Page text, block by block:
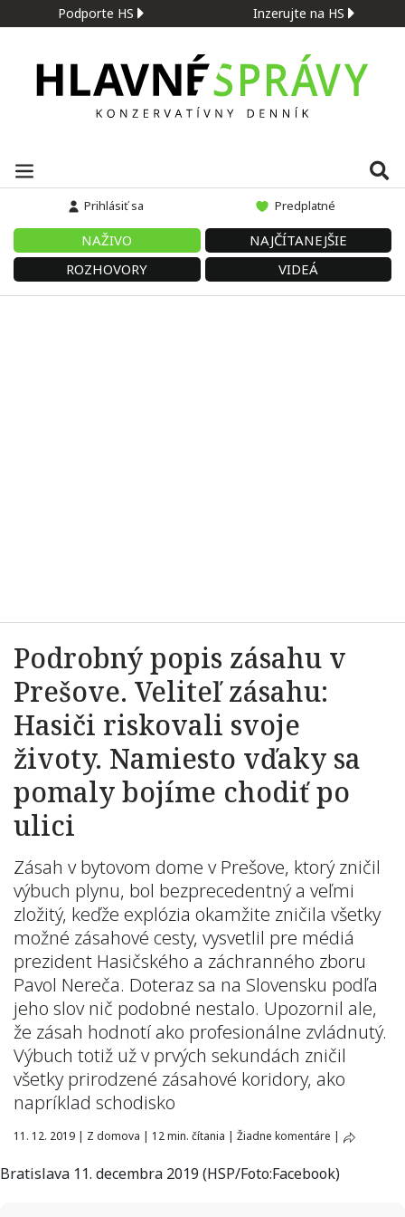
Podporte HS Inzerujte na HS
Prihlásiť sa Predplatné
NAŽIVO
NAJČÍTANEJŠIE
ROZHOVORY
VIDEÁ
Podrobný popis zásahu v
Prešove. Veliteľ zásahu:
Hasiči riskovali svoje
životy. Namiesto vďaky sa
pomaly bojíme chodiť po
ulici
Zásah v bytovom dome v Prešove, ktorý zničil
výbuch plynu, bol bezprecedentný a veľmi
zložitý, keďže explózia okamžite zničila všetky
možné zásahové cesty, vysvetlil pre médiá
prezident Hasičského a záchranného zboru
Pavol Nereča. Doteraz sa na Slovensku podľa
jeho slov nič podobné nestalo. Upozornil ale,
že zásah hodnotí ako profesionálne zvládnutý.
Výbuch totiž už v prvých sekundách zničil
všetky prirodzené zásahové koridory, ako
napríklad schodisko
11. 12. 2019 | Z domova | 12 min. čítania | Žiadne komentáre |
Bratislava 11. decembra 2019 (HSP/Foto:Facebook)